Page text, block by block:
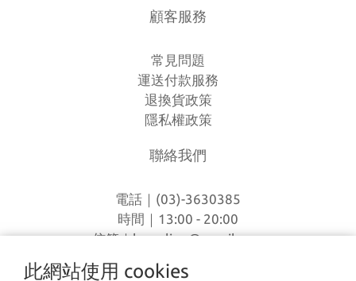
此網站使用 cookies
顧客服務
常見問題
運送付款服務
退換貨政策
隱私權政策
聯絡我們
電話｜(03)-3630385
時間｜13:00 - 20:00
信箱｜loverlien@gmail.com
地址｜桃園市八德區和平路1168巷7號